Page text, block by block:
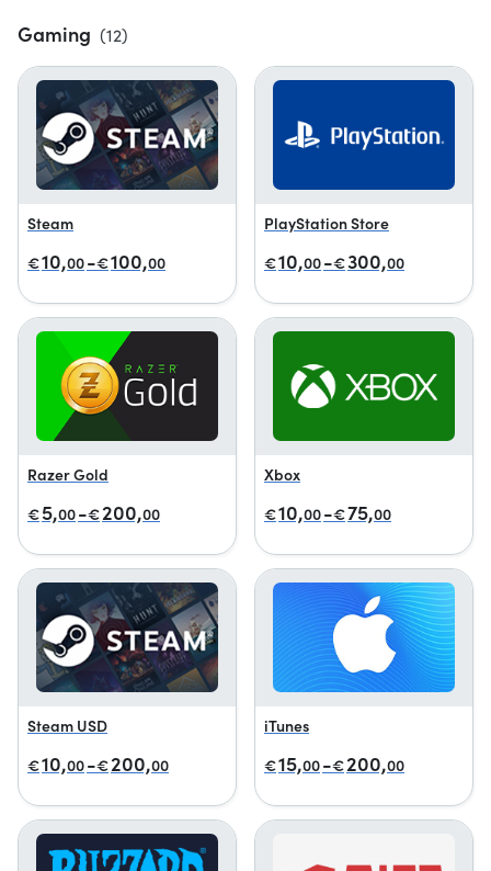
Gaming (12)
Steam
€10,00-€100,00
PlayStation Store
€10,00-€300,00
Razer Gold
€5,00-€200,00
Xbox
€10,00-€75,00
Steam USD
€10,00-€200,00
iTunes
€15,00-€200,00